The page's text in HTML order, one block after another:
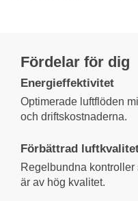
Fördelar för dig
Energieffektivitet
Optimerade luftflöden
och driftskostnaderna.
Förbättrad
Regelbundna
är av hög kvalitet.